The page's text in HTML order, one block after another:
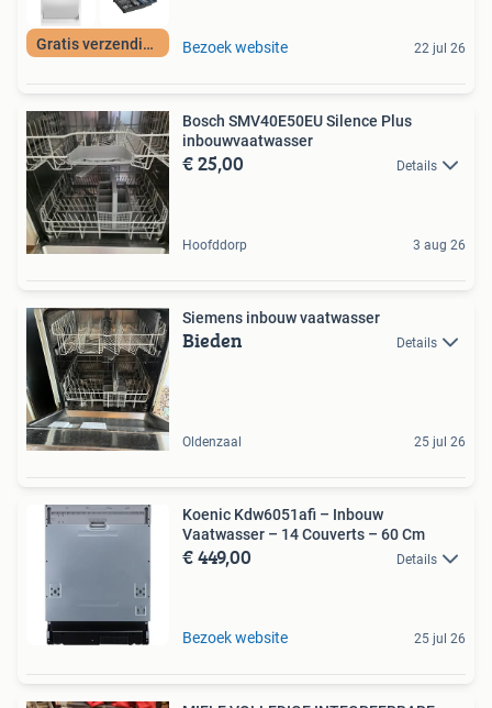
Gratis verzending Bezoek website 22 jul 26
Bosch SMV40E50EU Silence Plus
inbouwvaatwasser
€ 25,00 Details
Hoofddorp 3 aug 26
Siemens inbouw vaatwasser
Bieden Details
Oldenzaal 25 jul 26
Koenic Kdw6051afi – Inbouw
Vaatwasser – 14 Couverts – 60 Cm
€ 449,00 Details
Bezoek website 25 jul 26